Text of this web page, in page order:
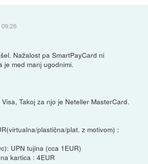
Nažalost pa SmartPayCard ni
je med manj ugodnimi.
Takoj za njo je Neteller MasterCard.
plastična/plat. z motivom) :
UPN tujina (cca 1EUR)
kartica : 4EUR